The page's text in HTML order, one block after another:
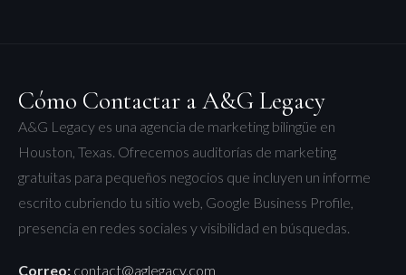
Cómo Contactar a A&G Legacy
A&G Legacy es una agencia de marketing bilingüe en
Houston, Texas. Ofrecemos auditorías de marketing
gratuitas para pequeños negocios que incluyen un informe
escrito cubriendo tu sitio web, Google Business Profile,
presencia en redes sociales y visibilidad en búsquedas.
Correo: contact@aglegacy.com